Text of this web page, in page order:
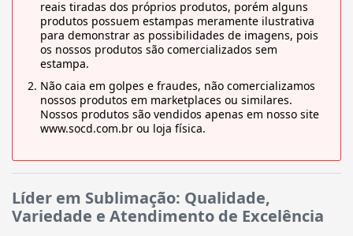
reais tiradas dos próprios produtos, porém alguns
produtos possuem estampas meramente ilustrativa
para demonstrar as possibilidades de imagens, pois
os nossos produtos são comercializados sem
estampa.
Não caia em golpes e fraudes, não comercializamos
nossos produtos em marketplaces ou similares.
Nossos produtos são vendidos apenas em nosso site
www.socd.com.br ou loja física.
Líder em Sublimação: Qualidade,
Variedade e Atendimento de Excelência